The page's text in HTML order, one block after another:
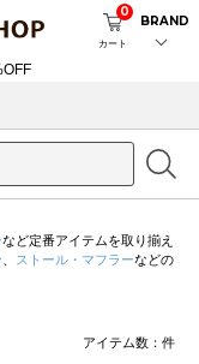
カート
0
BRAND
など定番アイテムを取り揃え
ストール・マフラーなどの
アイテム数： 件